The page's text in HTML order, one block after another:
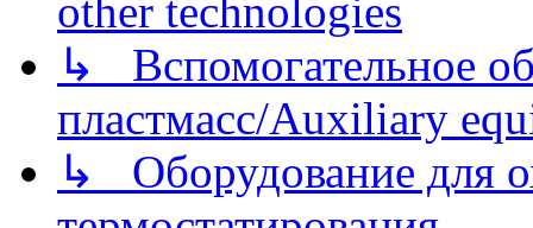
other technologies
↳ Вспомогательное
пластмасс/Auxiliary
↳ Оборудование для